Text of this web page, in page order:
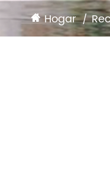
DE SAUNA
ACCESORIOS DE
Hogar